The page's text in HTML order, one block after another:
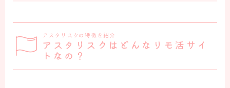
アスタリスクの特徴を紹介
アスタリスクはどんなリモ活サイ
トなの？